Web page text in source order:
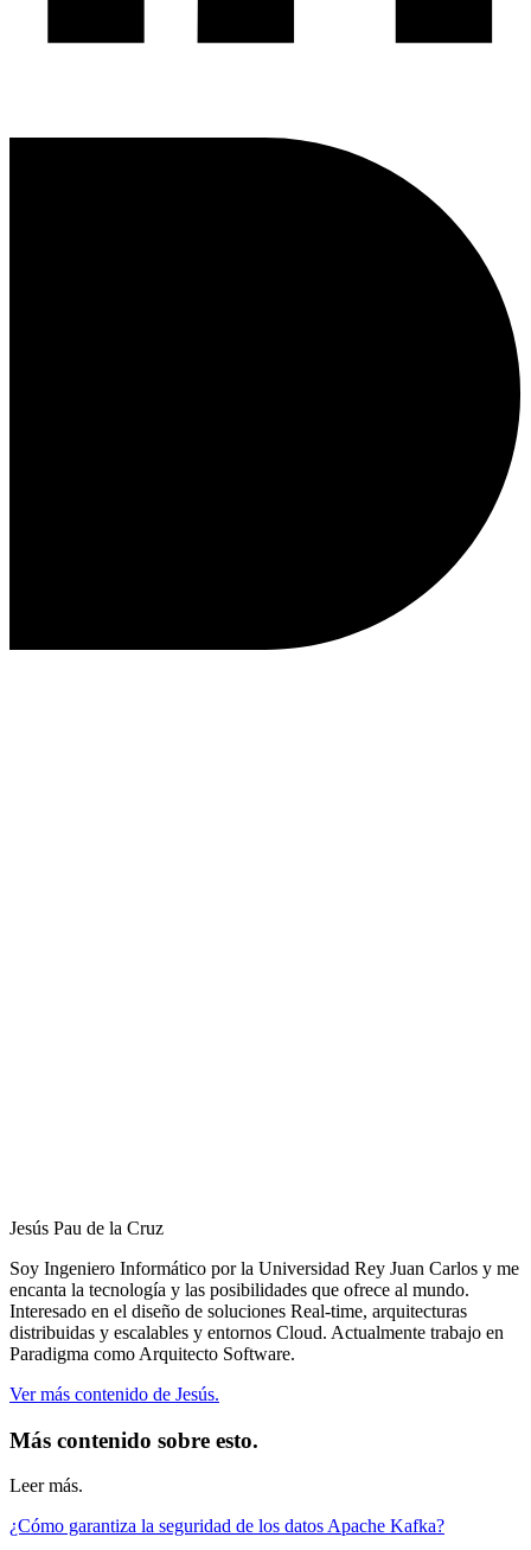
Jesús Pau de la Cruz
Soy Ingeniero Informático por la Universidad Rey Juan Carlos y me
encanta la tecnología y las posibilidades que ofrece al mundo.
Interesado en el diseño de soluciones Real-time, arquitecturas
distribuidas y escalables y entornos Cloud. Actualmente trabajo en
Paradigma como Arquitecto Software.
Ver más contenido de Jesús.
Más contenido sobre esto.
Leer más.
¿Cómo garantiza la seguridad de los datos Apache Kafka?